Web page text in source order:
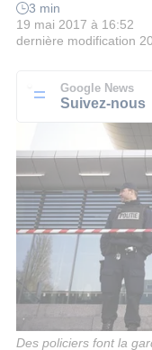
3 min
19 mai 2017 à 16:52
dernière modification
Google News
Suivez-nous
Des policiers font la